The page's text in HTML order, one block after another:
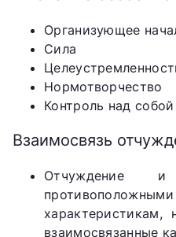
Организующее
Сила
Нормотворчество
Контроль над
Взаимосвязь
Отчуждение
характеристикам,
взаимосвязанные